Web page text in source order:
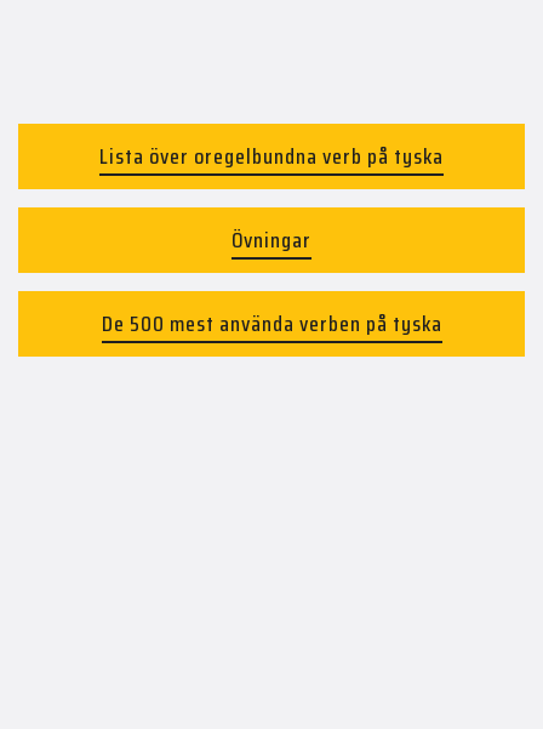
Lista över oregelbundna verb på tyska
Övningar
De 500 mest använda verben på tyska